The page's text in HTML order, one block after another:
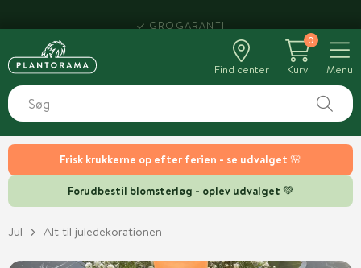
Frisk krukkerne op efter ferien - se udvalget 🌸
Forudbestil blomsterløg - oplev udvalget 💚
Find center
0
Kurv
Menu
Jul Alt til juledekorationen